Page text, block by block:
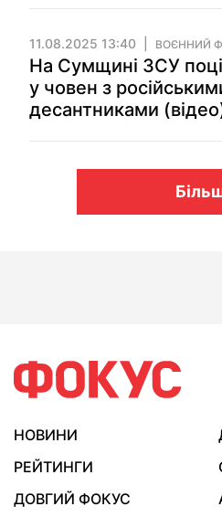
11.08.2025 13:40 ВОЄННИЙ
На Сумщині ЗСУ
у човен з
десантниками
НОВИНИ
РЕЙТИНГИ
ДОВГИЙ ФОКУС